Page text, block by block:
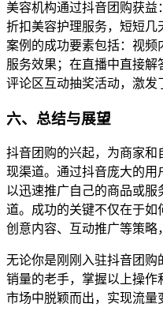
美容机构通过抖音团购获益
折扣美容护理服务，短短几
案例的成功要素包括：视频
服务效果；在直播中直接
评论区互动抽奖活动，激发
六、总结与展望
抖音团购的兴起，为商家和
现渠道。通过抖音庞大的
以迅速推广自己的商品或
道。成功的关键不仅在于
创意内容、互动推广等策略
无论你是刚刚入驻抖音团
销量的老手，掌握以上操作
市场中脱颖而出，实现流量